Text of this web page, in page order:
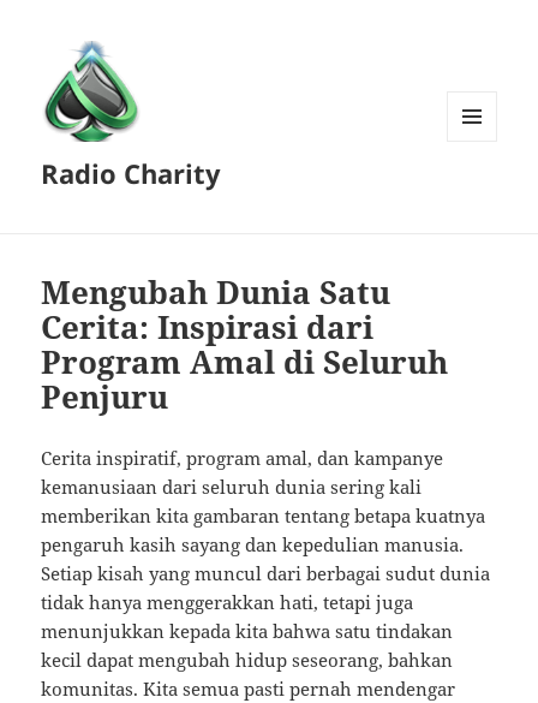
Radio Charity
Mengubah Dunia Satu
Cerita: Inspirasi dari
Program Amal di Seluruh
Penjuru
Cerita inspiratif, program amal, dan kampanye
kemanusiaan dari seluruh dunia sering kali
memberikan kita gambaran tentang betapa kuatnya
pengaruh kasih sayang dan kepedulian manusia.
Setiap kisah yang muncul dari berbagai sudut dunia
tidak hanya menggerakkan hati, tetapi juga
menunjukkan kepada kita bahwa satu tindakan
kecil dapat mengubah hidup seseorang, bahkan
komunitas. Kita semua pasti pernah mendengar